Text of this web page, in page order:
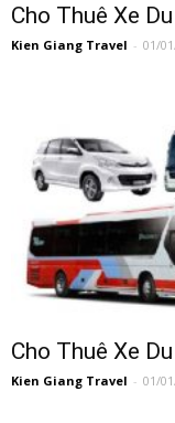
Cho Thuê Xe
Kien Giang Travel - 01/
Cho Thuê Xe
Kien Giang Travel - 01/